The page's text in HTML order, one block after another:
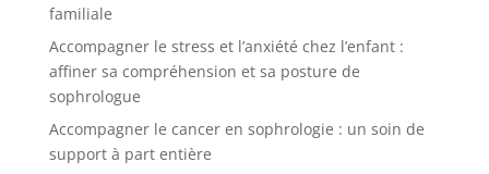
familiale
Accompagner le stress et l’anxiété chez l’enfant :
affiner sa compréhension et sa posture de
sophrologue
Accompagner le cancer en sophrologie : un soin de
support à part entière